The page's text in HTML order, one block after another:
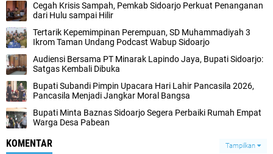
Cegah Krisis Sampah, Pemkab Sidoarjo Perkuat Penanganan
dari Hulu sampai Hilir
Tertarik Kepemimpinan Perempuan, SD Muhammadiyah 3
Ikrom Taman Undang Podcast Wabup Sidoarjo
Audiensi Bersama PT Minarak Lapindo Jaya, Bupati Sidoarjo:
Satgas Kembali Dibuka
Bupati Subandi Pimpin Upacara Hari Lahir Pancasila 2026,
Pancasila Menjadi Jangkar Moral Bangsa
Bupati Minta Baznas Sidoarjo Segera Perbaiki Rumah Empat
Warga Desa Pabean
KOMENTAR Tampilkan